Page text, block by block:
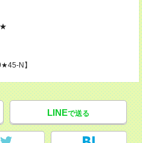
★
N】
LINEで送る